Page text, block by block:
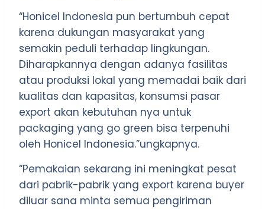
“Honicel Indonesia pun bertumbuh cepat
karena dukungan masyarakat yang
semakin peduli terhadap lingkungan.
Diharapkannya dengan adanya fasilitas
atau produksi lokal yang memadai baik dari
kualitas dan kapasitas, konsumsi pasar
export akan kebutuhan nya untuk
packaging yang go green bisa terpenuhi
oleh Honicel Indonesia.”ungkapnya.
“Pemakaian sekarang ini meningkat pesat
dari pabrik-pabrik yang export karena buyer
diluar sana minta semua pengiriman